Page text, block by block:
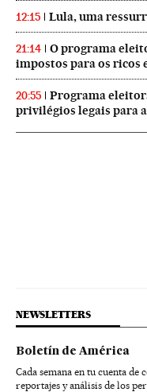
12:15 Lula, uma
21:14
O programa
impostos para os ricos
20:55
Programa
privilégios legais para
NEWSLETTERS
Boletín de América
Cada semana en tu cuenta
reportajes y análisis de los